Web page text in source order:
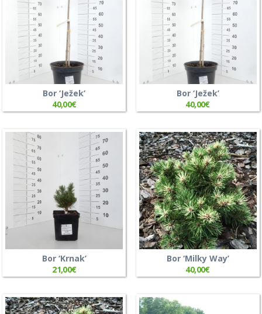
Bor ‘Ježek’
40,00€
Bor ‘Ježek’
40,00€
Bor ‘Krnak’
21,00€
Bor ‘Milky Way’
40,00€